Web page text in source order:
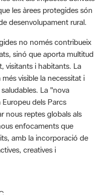
no només contribueix
sinó que aporta multitud
visitants i habitants. La
visible la necessitat i
La "nova
dels Parcs
nous reptes globals als
enfocaments que
amb la incorporació de
creatives i
dels Parcs,
del medi, Divulgació,